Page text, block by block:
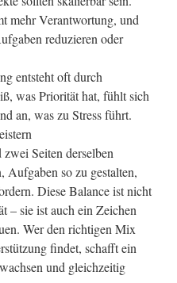
mehr Verantwortung, und
reduzieren oder
entsteht oft durch
was Priorität hat, fühlt sich
an, was zu Stress führt.
Seiten derselben
so zu gestalten,
Diese Balance ist nicht
– sie ist auch ein Zeichen
Wer den richtigen Mix
findet, schafft ein
und gleichzeitig